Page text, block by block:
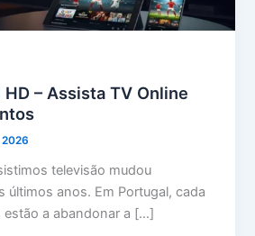
– Assista TV Online
televisão mudou
últimos anos. Em Portugal, cada
estão a abandonar a […]